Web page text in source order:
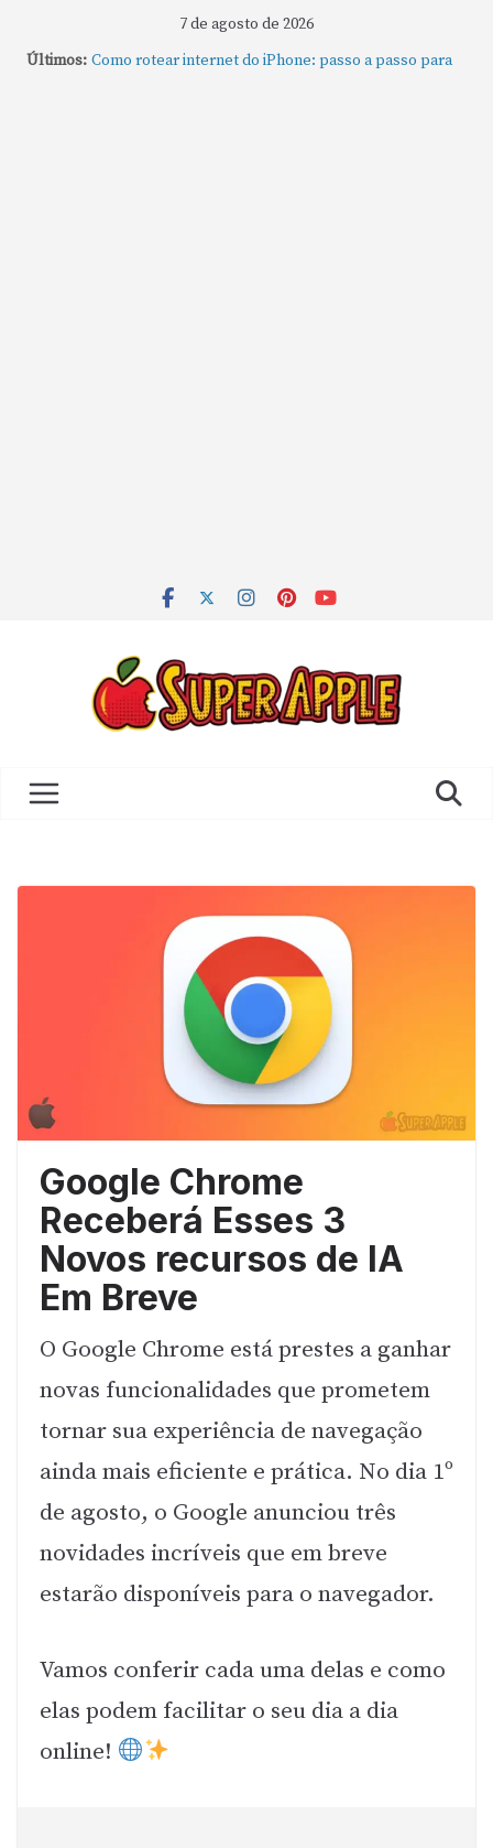
7 de agosto de 2026
Últimos: Como rotear internet do iPhone: passo a passo para
Google Chrome
Receberá Esses 3
Novos recursos de IA
Em Breve
O Google Chrome está prestes a ganhar
novas funcionalidades que prometem
tornar sua experiência de navegação
ainda mais eficiente e prática. No dia 1º
de agosto, o Google anunciou três
novidades incríveis que em breve
estarão disponíveis para o navegador.
Vamos conferir cada uma delas e como
elas podem facilitar o seu dia a dia
online!